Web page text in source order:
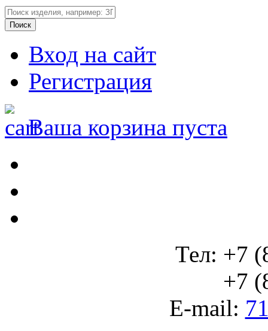
Вход на сайт
Регистрация
Ваша корзина пуста
Тел: +7
+7
E-mail: